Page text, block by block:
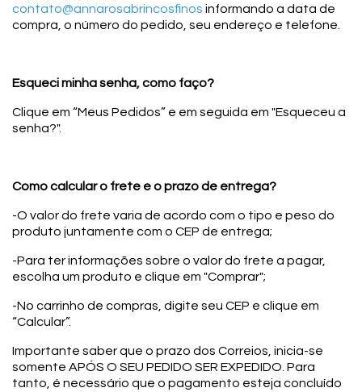
contato@annarosabrincosfinos informando a data de
compra, o número do pedido, seu endereço e telefone.
Esqueci minha senha, como faço?
Clique em “Meus Pedidos” e em seguida em "Esqueceu a
senha?".
Como calcular o frete e o prazo de entrega?
-O valor do frete varia de acordo com o tipo e peso do
produto juntamente com o CEP de entrega;
-Para ter informações sobre o valor do frete a pagar,
escolha um produto e clique em "Comprar";
-No carrinho de compras, digite seu CEP e clique em
“Calcular”.
Importante saber que o prazo dos Correios, inicia-se
somente APÓS O SEU PEDIDO SER EXPEDIDO. Para
tanto, é necessário que o pagamento esteja concluído